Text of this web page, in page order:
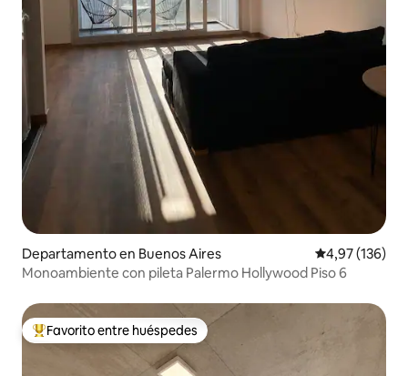
Departamento en Buenos Aires Calificación
4,97 (136)
Monoambiente con pileta Palermo Hollywood Piso 6
Favorito entre los huéspedes más destacados
Favorito entre huéspedes